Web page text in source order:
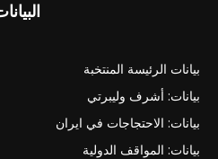
بيانات الرئيسة المنتخبة
بيانات: أشرف وليبرتي
بيانات: الاحتجاجات في ايران
بيانات: المواقف الدولية